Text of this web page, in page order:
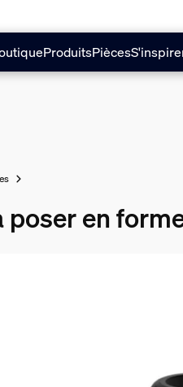
ProduitsPièces
poser en